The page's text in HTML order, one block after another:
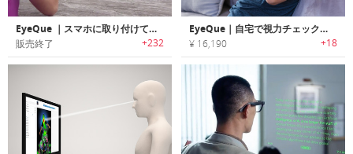
EyeQue ｜スマホに取り付けて視力チェックを行えるパーソナル視力テスト/トラッカー「アイキュー」
販売終了 +232
EyeQue｜自宅で視力チェックができる自動アイテストデバイス「アイキュー」
¥ 16,190 +18